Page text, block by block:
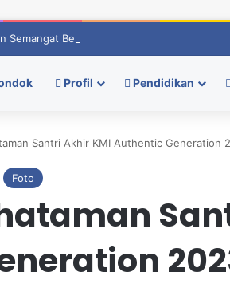
Semangat Berprestasi
Profil Pendidikan
Santri Akhir KMI Authentic Generation
Foto